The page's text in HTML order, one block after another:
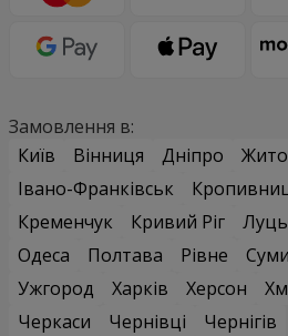
Замовлення в:
Київ
Вінниця Дніпро
Івано-Франківськ
Кременчук
Кривий Ріг
Одеса
Полтава Рівне Суми
Ужгород
Харків Херсон
Черкаси
Чернівці
Чернігів